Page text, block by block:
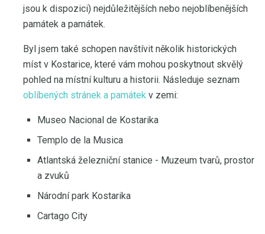
jsou k dispozici) nejdůležitějších nebo nejoblíbenějších
památek a památek.
Byl jsem také schopen navštívit několik historických
míst v Kostarice, které vám mohou poskytnout skvělý
pohled na místní kulturu a historii. Následuje seznam
oblíbených stránek a památek v zemi:
Museo Nacional de Kostarika
Templo de la Musica
Atlantská železniční stanice - Muzeum tvarů, prostor
a zvuků
Národní park Kostarika
Cartago City